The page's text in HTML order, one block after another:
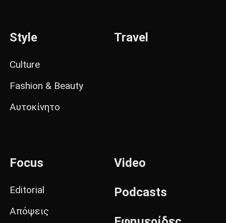
Style
Culture
Fashion & Beauty
Αυτοκίνητο
Travel
Focus
Editorial
Απόψεις
Video
Podcasts